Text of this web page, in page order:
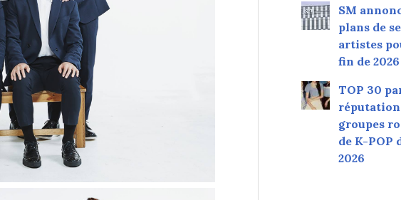
SM
plans de
artistes
fin de 2026
TOP 30
réputation
groupes
de K-POP
2026